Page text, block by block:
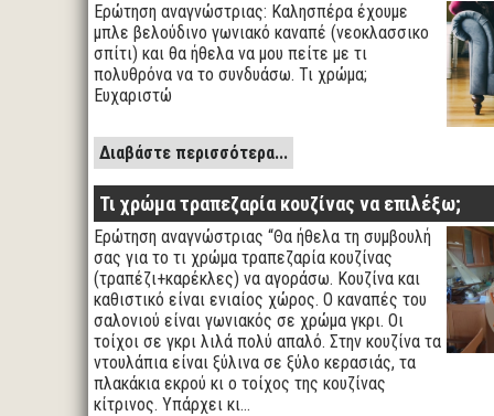
Ερώτηση αναγνώστριας: Καλησπέρα έχουμε
μπλε βελούδινο γωνιακό καναπέ (νεοκλασσικο
σπίτι) και θα ήθελα να μου πείτε με τι
πολυθρόνα να το συνδυάσω. Τι χρώμα;
Ευχαριστώ
Διαβάστε περισσότερα...
Τι χρώμα τραπεζαρία κουζίνας να επιλέξω;
Ερώτηση αναγνώστριας “Θα ήθελα τη συμβουλή
σας για το τι χρώμα τραπεζαρία κουζίνας
(τραπέζι+καρέκλες) να αγοράσω. Κουζίνα και
καθιστικό είναι ενιαίος χώρος. Ο καναπές του
σαλονιού είναι γωνιακός σε χρώμα γκρι. Οι
τοίχοι σε γκρι λιλά πολύ απαλό. Στην κουζίνα τα
ντουλάπια είναι ξύλινα σε ξύλο κερασιάς, τα
πλακάκια εκρού κι ο τοίχος της κουζίνας
κίτρινος. Υπάρχει κι…